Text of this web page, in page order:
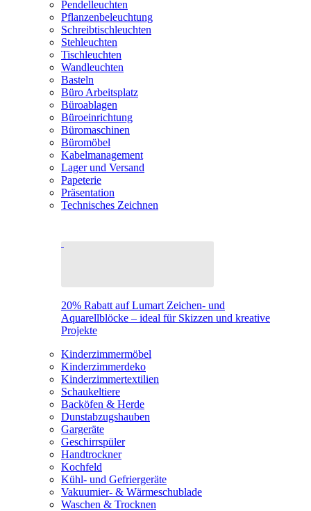
Pendelleuchten
Pflanzenbeleuchtung
Schreibtischleuchten
Stehleuchten
Tischleuchten
Wandleuchten
Basteln
Büro Arbeitsplatz
Büroablagen
Büroeinrichtung
Büromaschinen
Büromöbel
Kabelmanagement
Lager und Versand
Papeterie
Präsentation
Technisches Zeichnen
20% Rabatt auf Lumart Zeichen- und
Aquarellblöcke – ideal für Skizzen und kreative
Projekte
Kinderzimmermöbel
Kinderzimmerdeko
Kinderzimmertextilien
Schaukeltiere
Backöfen & Herde
Dunstabzugshauben
Gargeräte
Geschirrspüler
Handtrockner
Kochfeld
Kühl- und Gefriergeräte
Vakuumier- & Wärmeschublade
Waschen & Trocknen